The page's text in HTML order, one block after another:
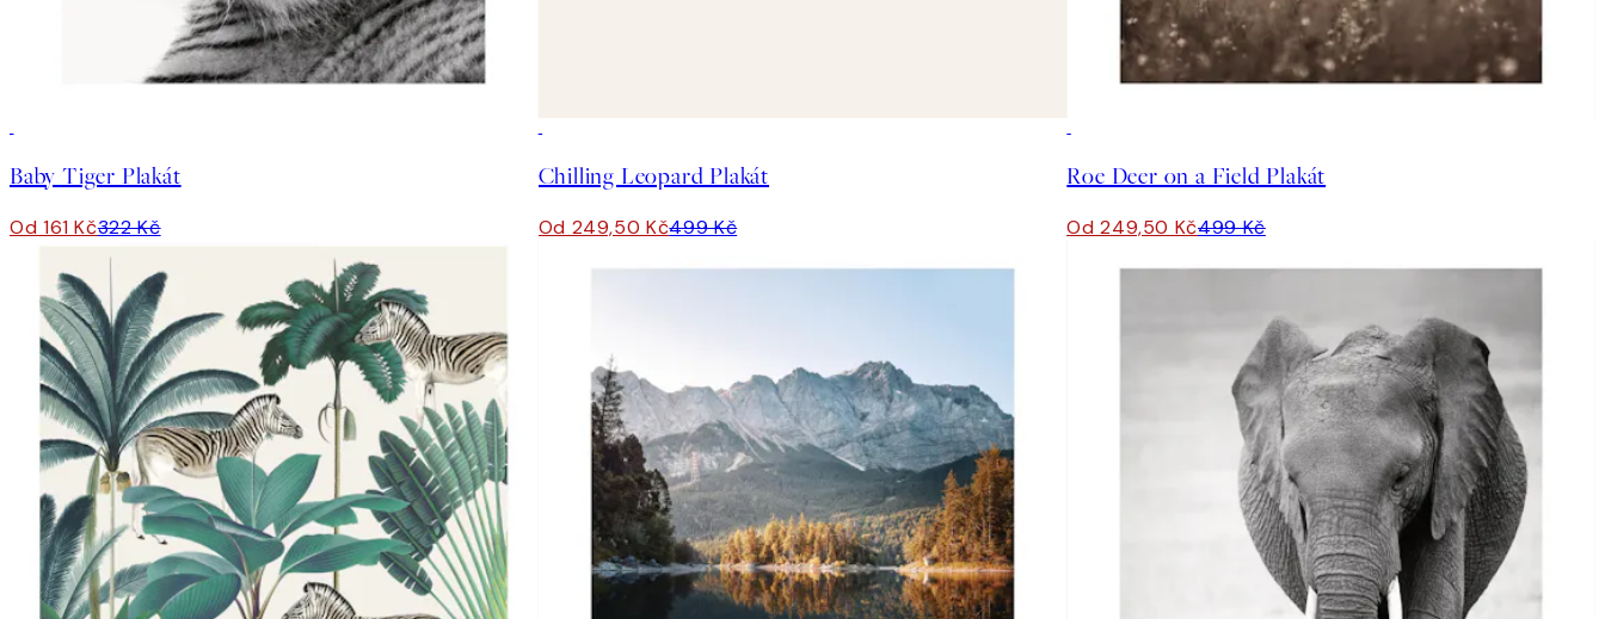
Baby Tiger Plakát
Od 161 Kč322 Kč
Chilling Leopard Plakát
Od 249,50 Kč499 Kč
Roe Deer on a Field Plakát
Od 249,50 Kč499 Kč